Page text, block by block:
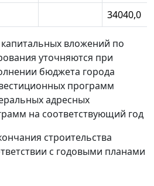
34040,0
вложений по
уточняются при
бюджета города
программ
адресных
на соответствующий год
строительства
с годовыми планами